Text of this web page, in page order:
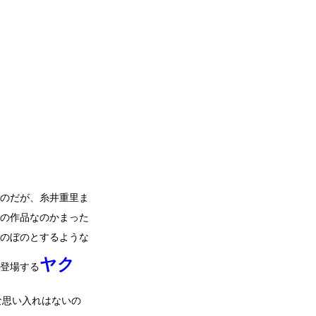
だが、糸井重里ま
作品なのかまった
ぼのとするような
場するヤク
い入れはないの